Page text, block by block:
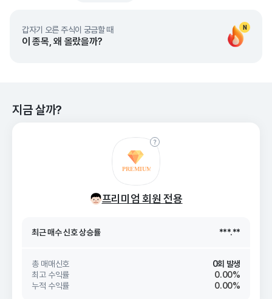
N
갑자기 오른 주식이 궁금할 때
이 종목, 왜 올랐을까?
지금 살까?
프리미엄 회원 전용
26. 08/07
최근 매수 신호 상승률 ***.**
최근 매수 신호 ***.**
총 매매신호
0회 발생
최고 수익률
0.00%
누적 수익률
0.00%